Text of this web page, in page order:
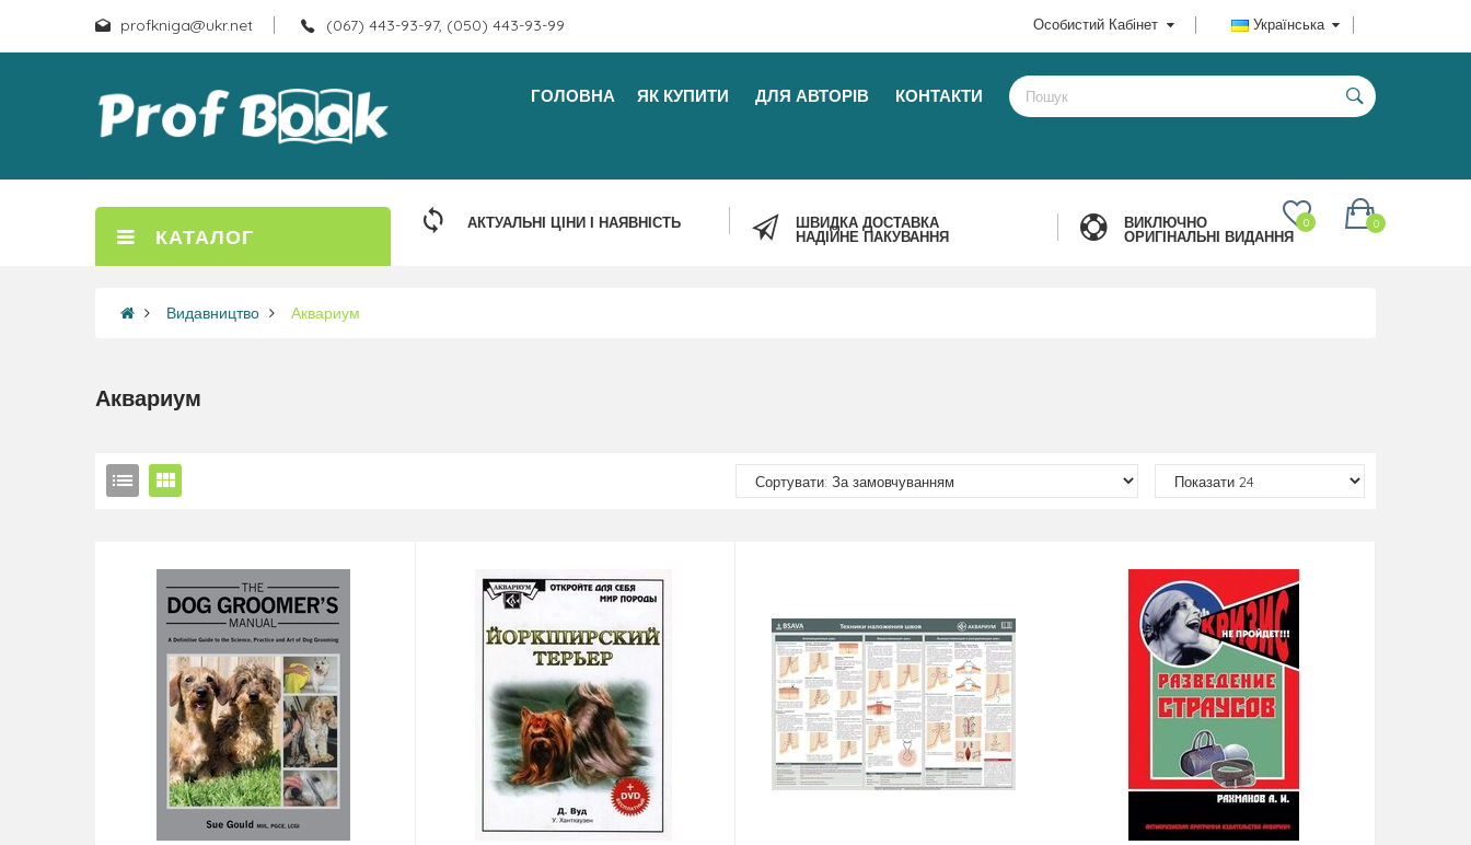
profkniga@ukr.net (067) 443-93-97, (050) 443-93-99 Українська
Особистий Кабінет
ГОЛОВНА ЯК КУПИТИ ДЛЯ АВТОРІВ КОНТАКТИ
КАТАЛОГ
АКТУАЛЬНІ ЦІНИ І НАЯВНІСТЬ
ШВИДКА ДОСТАВКА
НАДІЙНЕ ПАКУВАННЯ
ВИКЛЮЧНО
ОРИГІНАЛЬНІ ВИДАННЯ
0
0
Видавництво Аквариум
Аквариум